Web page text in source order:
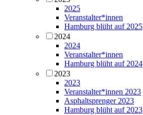
2025
Veranstalter*innen
Hamburg blüht auf 2025
2024
2024
Veranstalter*innen
Hamburg blüht auf 2024
2023
2023
Veranstalter*innen 2023
Asphaltsprenger 2023
Hamburg blüht auf 2023